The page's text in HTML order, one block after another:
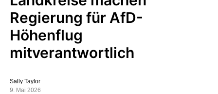
Regierung für AfD-
Höhenflug
mitverantwortlich
Sally Taylor
9. Mai 2026